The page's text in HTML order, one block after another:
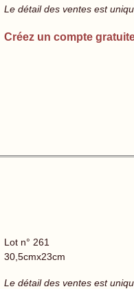
Le détail des ventes est
Créez un compte
Lot n° 261
30,5cmx23cm
Le détail des ventes est